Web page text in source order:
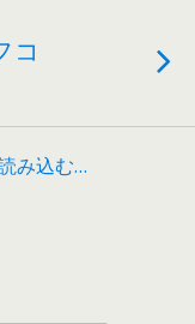
コ
み込む…